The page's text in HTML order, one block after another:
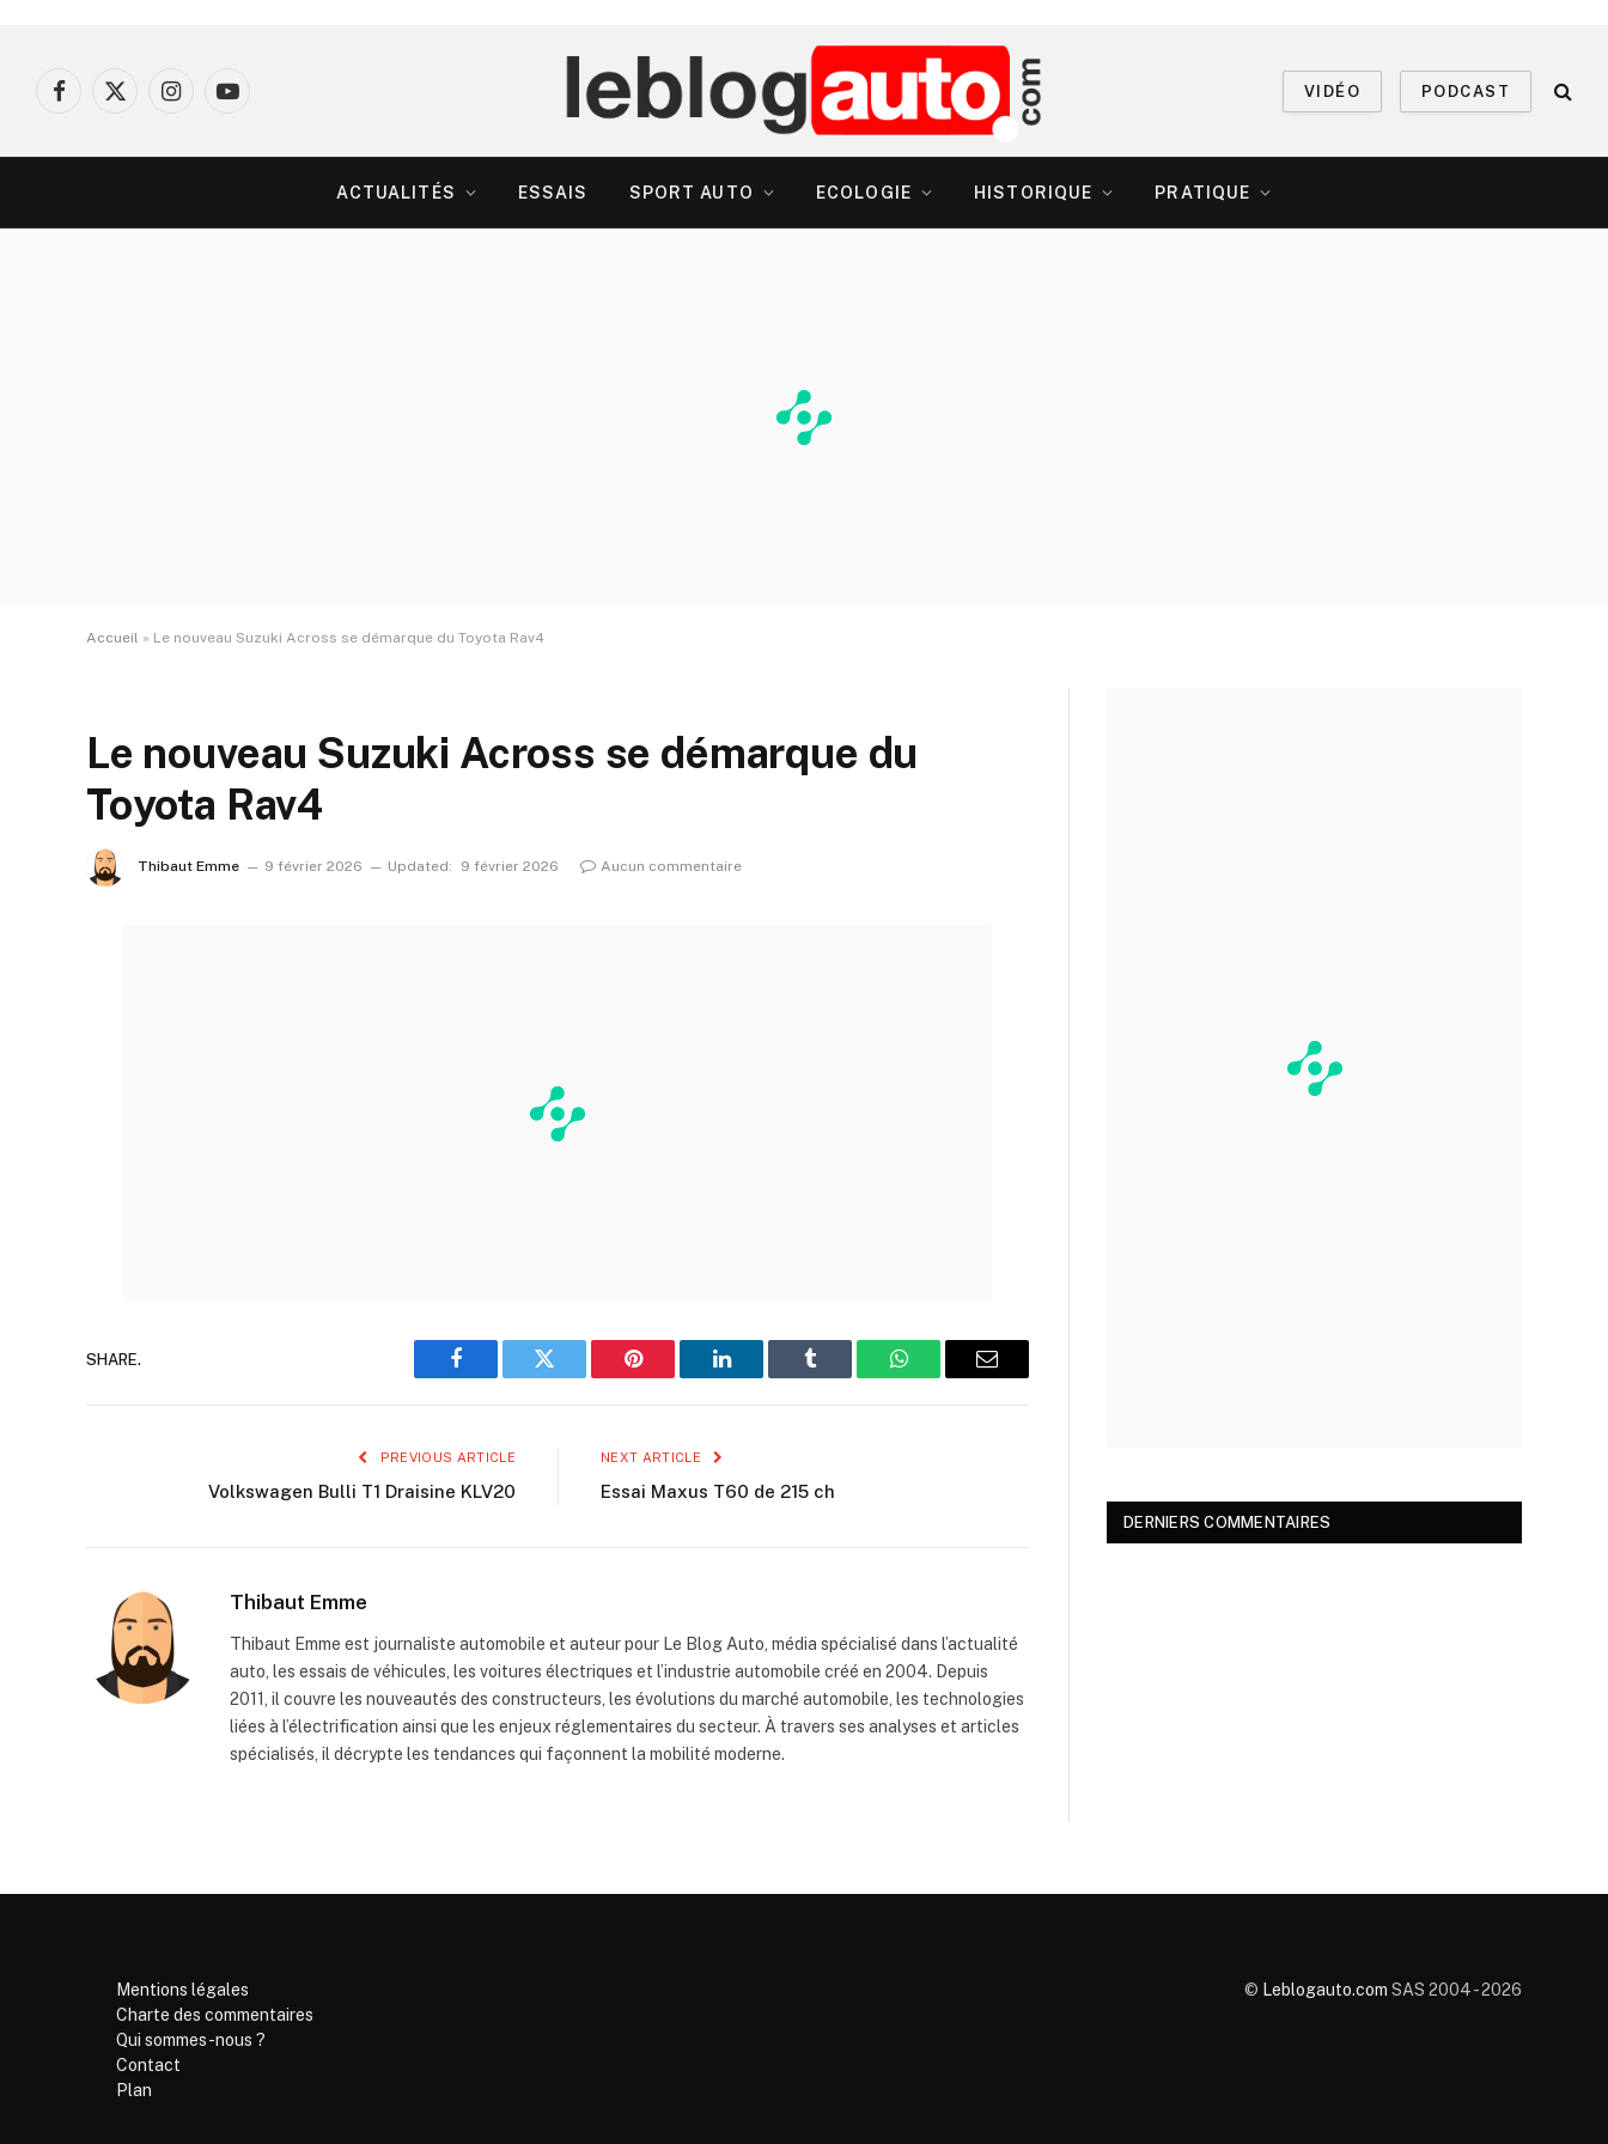
Facebook
X
InstagramYouTube
VIDÉO PODCAST
ACTUALITÉS ESSAIS SPORT AUTO ECOLOGIE HISTORIQUE PRATIQUE
Accueil » Le nouveau Suzuki Across se démarque du Toyota Rav4
Le nouveau Suzuki Across se démarque du
Toyota Rav4
Thibaut Emme 9 février 2026 Updated: 9 février 2026 Aucun commentaire
SHARE.
Facebook Twitter Pinterest LinkedIn Tumblr WhatsAppEmail
PREVIOUS ARTICLE
Volkswagen Bulli T1 Draisine KLV20
NEXT ARTICLE
Essai Maxus T60 de 215 ch
Thibaut Emme
Thibaut Emme est journaliste automobile et auteur pour Le Blog Auto, média spécialisé dans l’actualité
auto, les essais de véhicules, les voitures électriques et l’industrie automobile créé en 2004. Depuis
2011, il couvre les nouveautés des constructeurs, les évolutions du marché automobile, les technologies
liées à l’électrification ainsi que les enjeux réglementaires du secteur. À travers ses analyses et articles
spécialisés, il décrypte les tendances qui façonnent la mobilité moderne.
DERNIERS COMMENTAIRES
Mentions légales
Charte des commentaires
Qui sommes-nous ?
Contact
Plan
© Leblogauto.com SAS 2004 - 2026